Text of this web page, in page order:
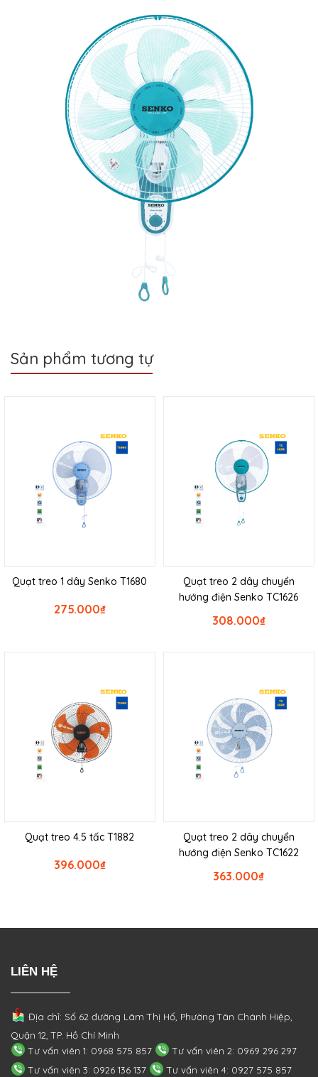
Sản phẩm tương tự
Quạt treo 1 dây Senko T1680
₫
275.000
Quạt treo 2 dây chuyển
hướng điện Senko TC1626
₫
308.000
Quạt treo 4.5 tấc T1882
₫
396.000
Quạt treo 2 dây chuyển
hướng điện Senko TC1622
₫
363.000
LIÊN HỆ
Địa chỉ: Số 62 đường Lâm Thị Hố, PhườngTân Chánh Hiệp,
Quận 12, TP. Hồ Chí Minh
Tư vấn viên 1: 0968 575 857
Tư vấn viên 2: 0969 296 297
Tư vấn viên 3: 0926 136 137
Tư vấn viên 4: 0927 575 857